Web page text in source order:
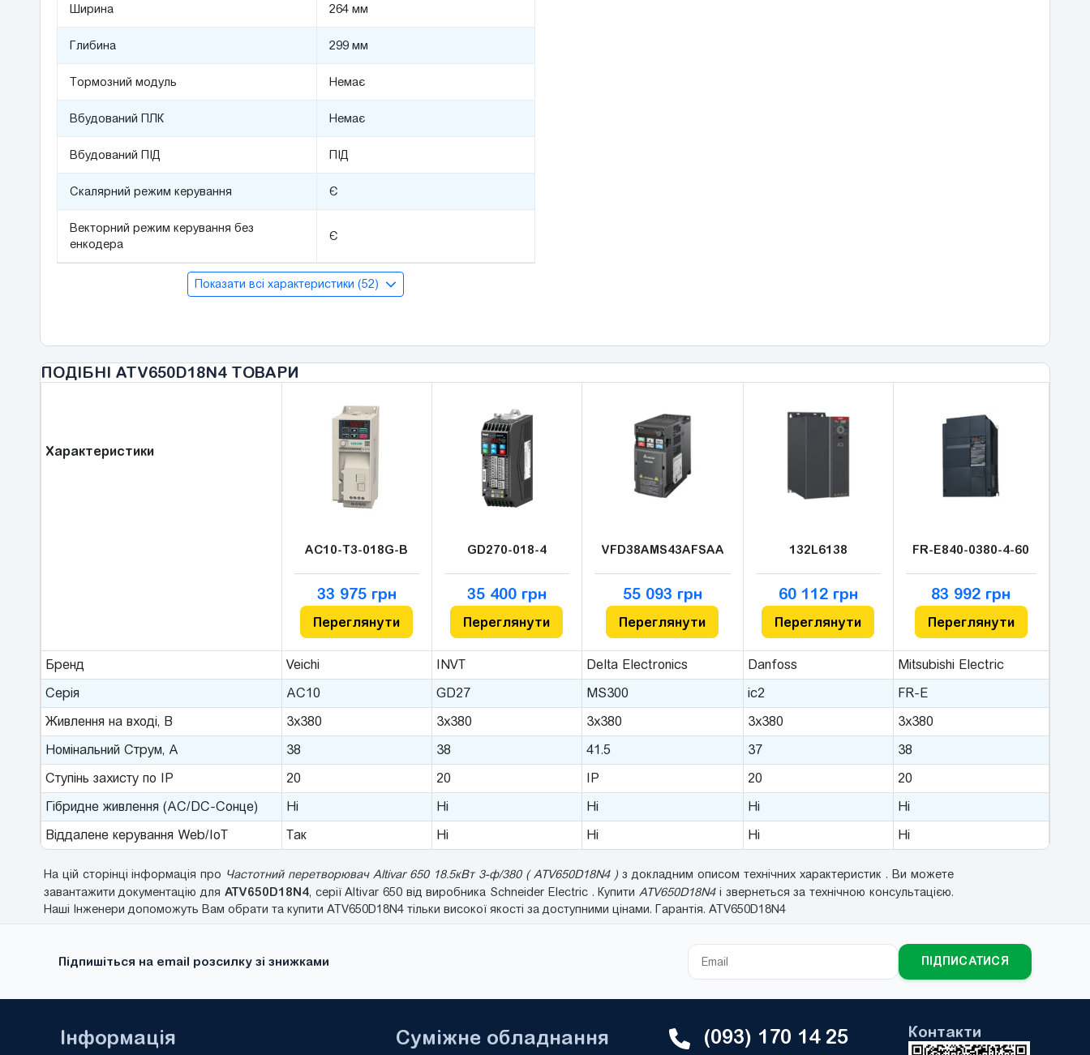
Ширина 264 мм
Глибина 299 мм
Тормозний модуль Немає
Вбудований ПЛК Немає
Вбудований ПІД ПІД
Скалярний режим керування Є
Векторний режим керування без
енкодера
Є
Показати всі характеристики (52)
ПОДІБНІ ATV650D18N4 ТОВАРИ
Характеристики
AC10-T3-018G-B
33 975 грн
Переглянути
GD270-018-4
35 400 грн
Переглянути
VFD38AMS43AFSAA
55 093 грн
Переглянути
132L6138
60 112 грн
Переглянути
FR-E840-0380-4-60
83 992 грн
Переглянути
Бренд Veichi INVT Delta Electronics Danfoss
Mitsubishi Electric
Серія
AC10 GD27 MS300 ic2
FR-E
Живлення на вході, В
3x380 3x380 3x380 3x380
3x380
Номінальний Струм, A
38 38 41.5 37
38
Ступінь захисту по IP
20 20 IP 20
20
Гібридне живлення (AC/DC-Сонце)
Ні Ні Ні Ні
Ні
Віддалене керування Web/IoT
Так Ні Ні Ні Ні
На цій сторінці інформація про Частотний перетворювач Altivar 650 18.5кВт 3-ф/380 ( ATV650D18N4 ) з докладним описом технічних характеристик . Ви можете
завантажити документацію для ATV650D18N4, серії Altivar 650 від виробника Schneider Electric . Купити ATV650D18N4і звернеться за технічною консультацією.
Наші Інженери допоможуть Вам обрати та купити ATV650D18N4 тільки високої якості за доступними цінами. Гарантія. ATV650D18N4
Підпишіться на email розсилку зі знижками ПІДПИСАТИСЯ
Інформація Суміжне обладнання (093) 170 14 25 Контакти